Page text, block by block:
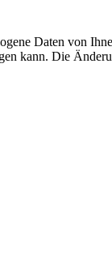
Daten von
kann. Die